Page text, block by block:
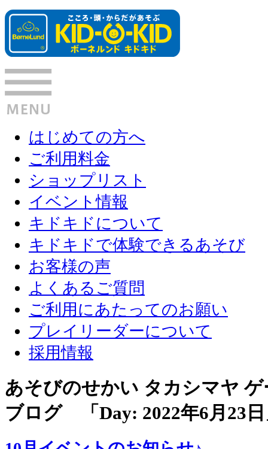
はじめての方へ
ご利用料金
ショップリスト
イベント情報
キドキドについて
キドキドで体験できるあそび
お客様の声
よくあるご質問
ご利用にあたってのお願い
プレイリーダーについて
採用情報
あそびのせかい タカシマヤ
ブログ 「Day: 2022年6月23日